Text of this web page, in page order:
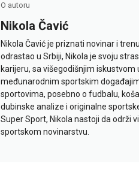
O autoru
Nikola Čavić
Nikola Čavić je priznati novinar i
odrastao u Srbiji, Nikola je svoju
karijeru, sa višegodišnjim
međunarodnim sportskim
sportovima, posebno o fudbalu,
dubinske analize i originalne
Super Sport, Nikola nastoji da održi
sportskom novinarstvu.